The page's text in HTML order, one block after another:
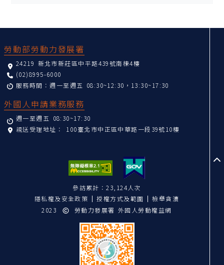
勞動部勞動力發展署
24219 新北市新莊區中平路439號南棟4樓
(02)8995-6000
服務時間：週一至週五 08:30~12:30，13:30~17:30
外國人申請業務服務
週一至週五 08:30~17:30
親送受理地址： 100臺北市中正區中華路一段39號10樓
參訪累計：23,124人次
隱私權及安全政策
授權方式及範圍
檢舉貪瀆
2023
勞動力發展署 外國人勞動權益網
至